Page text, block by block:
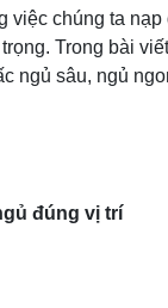
việc chúng ta
Trong bài
ngủ sâu, ngủ
đúng vị trí